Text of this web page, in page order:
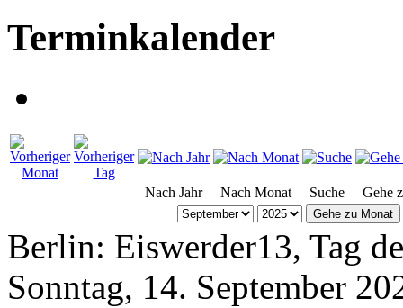
Terminkalender
Nach Jahr Nach Monat Suche Gehe
Gehe zu Monat
Berlin: Eiswerder13, Tag
Sonntag, 14. September